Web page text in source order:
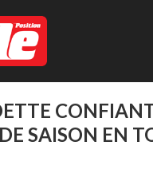
SAISON EN